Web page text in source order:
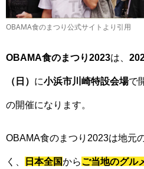
OBAMA食のまつり公式サイトより引用
OBAMA食のまつり2023は、
（日） に小浜市川崎特設会場で
の開催になります。
OBAMA食のまつり2023は地元
く、 日本全国から ご当地のグル